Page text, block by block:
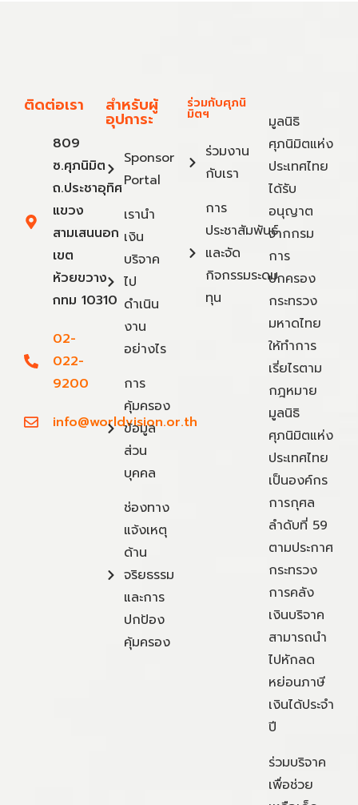
ติดต่อเรา
809
ซ.ศุภนิมิต
ถ.ประชาอุทิศ
แขวง
สามเสนนอก
เขต
ห้วยขวาง
กทม 10310
02-
022-
9200
info@worldvision.or.th
สำหรับผู้
อุปการะ
Sponsor
Portal
เรานำ
เงิน
บริจาค
ไป
ดำเนิน
งาน
อย่างไร
การ
คุ้มครอง
ข้อมูล
ส่วน
บุคคล
ช่องทาง
แจ้งเหตุ
ด้าน
จริยธรรม
และการ
ปกป้อง
คุ้มครอง
ร่วมกับศุภนิ
มิตฯ
ร่วมงาน
กับเรา
การ
ประชาสัมพันธ์
และจัด
กิจกรรมระดม
ทุน
มูลนิธิ
ศุภนิมิตแห่ง
ประเทศไทย
ได้รับ
อนุญาต
จากกรม
การ
ปกครอง
กระทรวง
มหาดไทย
ให้ทำการ
เรี่ยไรตาม
กฎหมาย
มูลนิธิ
ศุภนิมิตแห่ง
ประเทศไทย
เป็นองค์กร
การกุศล
ลำดับที่ 59
ตามประกาศ
กระทรวง
การคลัง
เงินบริจาค
สามารถนำ
ไปหักลด
หย่อนภาษี
เงินได้ประจำ
ปี
ร่วมบริจาค
เพื่อช่วย